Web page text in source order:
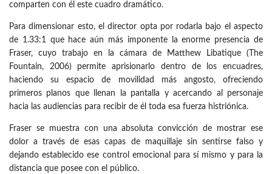
comparten con él este cuadro dramático.
Para dimensionar esto, el director opta por rodarla bajo el aspecto
de 1.33:1 que hace aún más imponente la enorme presencia de
Fraser, cuyo trabajo en la cámara de Matthew Libatique (The
Fountain, 2006) permite aprisionarlo dentro de los encuadres,
haciendo su espacio de movilidad más angosto, ofreciendo
primeros planos que llenan la pantalla y acercando al personaje
hacia las audiencias para recibir de él toda esa fuerza histriónica.
Fraser se muestra con una absoluta convicción de mostrar ese
dolor a través de esas capas de maquillaje sin sentirse falso y
dejando establecido ese control emocional para sí mismo y para la
distancia que posee con el público.